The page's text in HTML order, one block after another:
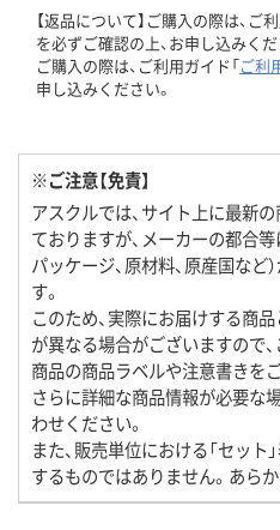
【返品について】ご購入の際は、ご
を必ずご確認の上、お申し込みくだ
ご購入の際は、ご利用ガイド「ご利
申し込みください。
※ご注意【免責】
アスクルでは、サイト上に最新
ておりますが、メーカーの都合等
パッケージ、原材料、原産国など
す。
このため、実際にお届けする商
が異なる場合がございますので
商品の商品ラベルや注意書きを
さらに詳細な商品情報が必要な
わせください。
また、販売単位における「セット
するものではありません。あら